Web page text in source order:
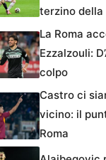
terzino della
La Roma
Ezzalzouli:
colpo
Castro ci
vicino: il
Roma